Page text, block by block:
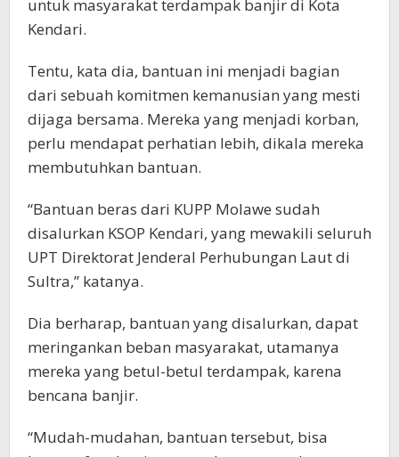
untuk masyarakat terdampak banjir di Kota
Kendari.
Tentu, kata dia, bantuan ini menjadi bagian
dari sebuah komitmen kemanusian yang mesti
dijaga bersama. Mereka yang menjadi korban,
perlu mendapat perhatian lebih, dikala mereka
membutuhkan bantuan.
“Bantuan beras dari KUPP Molawe sudah
disalurkan KSOP Kendari, yang mewakili seluruh
UPT Direktorat Jenderal Perhubungan Laut di
Sultra,” katanya.
Dia berharap, bantuan yang disalurkan, dapat
meringankan beban masyarakat, utamanya
mereka yang betul-betul terdampak, karena
bencana banjir.
“Mudah-mudahan, bantuan tersebut, bisa